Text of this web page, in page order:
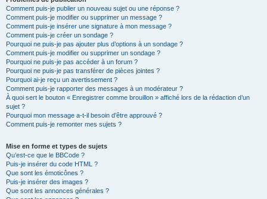
Comment puis-je publier un nouveau sujet ou une réponse ?
Comment puis-je modifier ou supprimer un message ?
Comment puis-je insérer une signature à mon message ?
Comment puis-je créer un sondage ?
Pourquoi ne puis-je pas ajouter plus d’options à un sondage ?
Comment puis-je modifier ou supprimer un sondage ?
Pourquoi ne puis-je pas accéder à un forum ?
Pourquoi ne puis-je pas transférer de pièces jointes ?
Pourquoi ai-je reçu un avertissement ?
Comment puis-je rapporter des messages à un modérateur ?
À quoi sert le bouton « Enregistrer comme brouillon » affiché lors de la rédaction d’un
sujet ?
Pourquoi mon message a-t-il besoin d’être approuvé ?
Comment puis-je remonter mes sujets ?
Mise en forme et types de sujets
Qu’est-ce que le BBCode ?
Puis-je insérer du code HTML ?
Que sont les émoticônes ?
Puis-je insérer des images ?
Que sont les annonces générales ?